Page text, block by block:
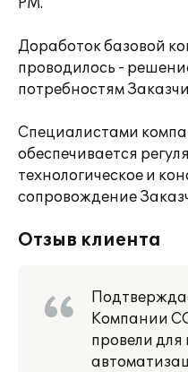
РМ.
Доработок базовой
проводилось -
потребностям
Специалистами
обеспечивается
технологическое и
сопровождение
Отзыв клиента
Компании
провели для